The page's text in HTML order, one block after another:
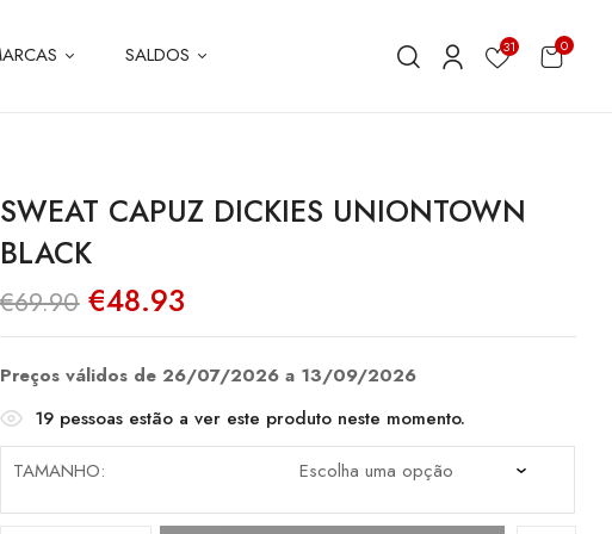
SALDOS 31 0
SWEAT CAPUZ DICKIES UNIONTOWN
BLACK
€69.90 O
preço
original
€69.90.
€48.93
atual
€48.93.
Preços válidos de 26/07/2026 a 13/09/2026
19 pessoas estão a ver este produto neste momento.
TAMANHO